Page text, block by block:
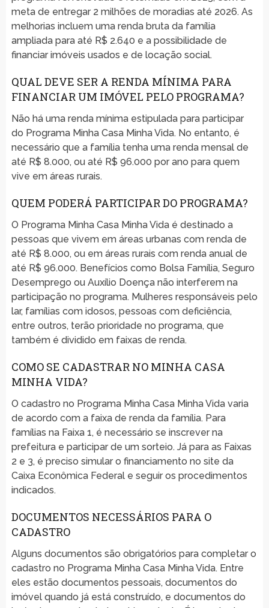
meta de entregar 2 milhões de moradias até 2026. As
melhorias incluem uma renda bruta da família
ampliada para até R$ 2.640 e a possibilidade de
financiar imóveis usados e de locação social.
QUAL DEVE SER A RENDA MÍNIMA PARA
FINANCIAR UM IMÓVEL PELO PROGRAMA?
Não há uma renda mínima estipulada para participar
do Programa Minha Casa Minha Vida. No entanto, é
necessário que a família tenha uma renda mensal de
até R$ 8.000, ou até R$ 96.000 por ano para quem
vive em áreas rurais.
QUEM PODERÁ PARTICIPAR DO PROGRAMA?
O Programa Minha Casa Minha Vida é destinado a
pessoas que vivem em áreas urbanas com renda de
até R$ 8.000, ou em áreas rurais com renda anual de
até R$ 96.000. Benefícios como Bolsa Família, Seguro
Desemprego ou Auxílio Doença não interferem na
participação no programa. Mulheres responsáveis pelo
lar, famílias com idosos, pessoas com deficiência,
entre outros, terão prioridade no programa, que
também é dividido em faixas de renda.
COMO SE CADASTRAR NO MINHA CASA
MINHA VIDA?
O cadastro no Programa Minha Casa Minha Vida varia
de acordo com a faixa de renda da família. Para
famílias na Faixa 1, é necessário se inscrever na
prefeitura e participar de um sorteio. Já para as Faixas
2 e 3, é preciso simular o financiamento no site da
Caixa Econômica Federal e seguir os procedimentos
indicados.
DOCUMENTOS NECESSÁRIOS PARA O
CADASTRO
Alguns documentos são obrigatórios para completar o
cadastro no Programa Minha Casa Minha Vida. Entre
eles estão documentos pessoais, documentos do
imóvel quando já está construído, e documentos do